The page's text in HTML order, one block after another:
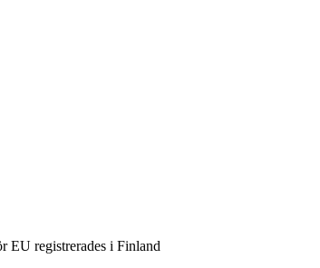
EU registrerades i Finland